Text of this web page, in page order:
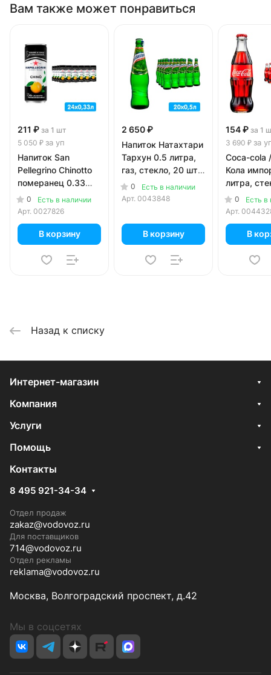
Вам также может понравиться
211 ₽ за 1 шт
5 050 ₽ за уп
Напиток San
Pellegrino Chinotto
померанец 0.33
литра, газ, ж/б, 24
шт. в уп.
0
Есть в наличии
Арт. 0027826
В корзину
2 650 ₽
Напиток Натахтари
Тархун 0.5 литра,
газ, стекло, 20 шт.
в уп.
0
Есть в наличии
Арт. 0043848
В корзину
154 ₽ за 1
3 690 ₽ за
Coca-cola
Кола
литра,
шт. в уп.
0
Есть в
Арт.
В
Назад к списку
Интернет-магазин
Компания
Услуги
Помощь
Контакты
8 495 921-34-34
Отдел продаж
zakaz@vodovoz.ru
Для поставщиков
714@vodovoz.ru
Отдел рекламы
reklama@vodovoz.ru
Москва, Волгоградский проспект, д.42
Мы в соцсетях